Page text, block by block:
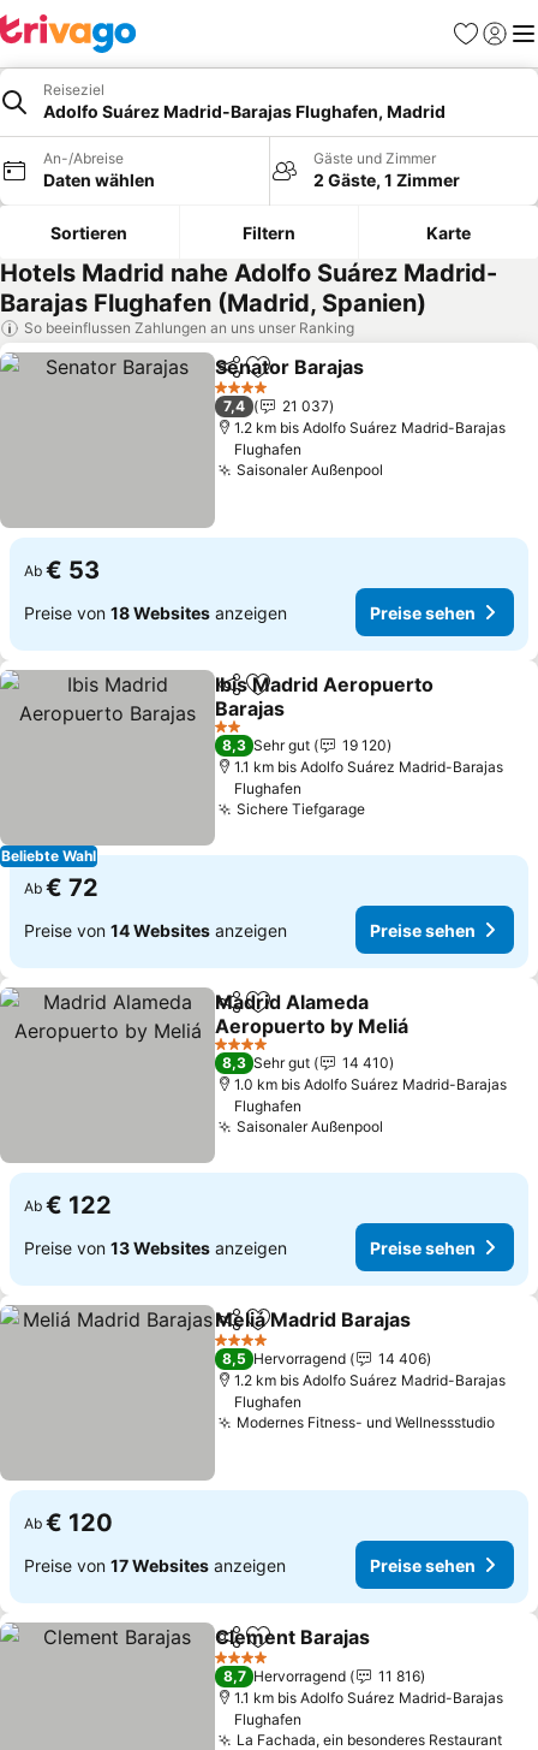
Favoriten
Reiseziel
Adolfo Suárez Madrid-Barajas Flughafen, Madrid
An-/Abreise
Daten wählen
Gäste und Zimmer
2 Gäste, 1 Zimmer
Sortieren Filtern Karte
Hotels Madrid nahe Adolfo Suárez Madrid-
Barajas Flughafen (Madrid, Spanien)
So beeinflussen Zahlungen an uns unser Ranking
TeilenZu Favoriten hinzufügen
Senator Barajas
4 Sterne
7,4
21 037
1.2 km bis Adolfo Suárez Madrid-Barajas
Flughafen
Saisonaler Außenpool
Ab € 53
Preise von 18 Websites anzeigen Preise sehen
Beliebte Wahl
TeilenZu Favoriten hinzufügen
Ibis Madrid Aeropuerto
Barajas
2 Sterne
8,3 Sehr gut
19 120
1.1 km bis Adolfo Suárez Madrid-Barajas
Flughafen
Sichere Tiefgarage
Ab € 72
Preise von 14 Websites anzeigen Preise sehen
TeilenZu Favoriten hinzufügen
Madrid Alameda
Aeropuerto by Meliá
4 Sterne
8,3 Sehr gut
14 410
1.0 km bis Adolfo Suárez Madrid-Barajas
Flughafen
Saisonaler Außenpool
Ab € 122
Preise von 13 Websites anzeigen Preise sehen
TeilenZu Favoriten hinzufügen
Meliá Madrid Barajas
4 Sterne
8,5 Hervorragend
14 406
1.2 km bis Adolfo Suárez Madrid-Barajas
Flughafen
Modernes Fitness- und Wellnessstudio
Ab € 120
Preise von 17 Websites anzeigen Preise sehen
TeilenZu Favoriten hinzufügen
Clement Barajas
4 Sterne
8,7 Hervorragend
11 816
1.1 km bis Adolfo Suárez Madrid-Barajas
Flughafen
La Fachada, ein besonderes Restaurant